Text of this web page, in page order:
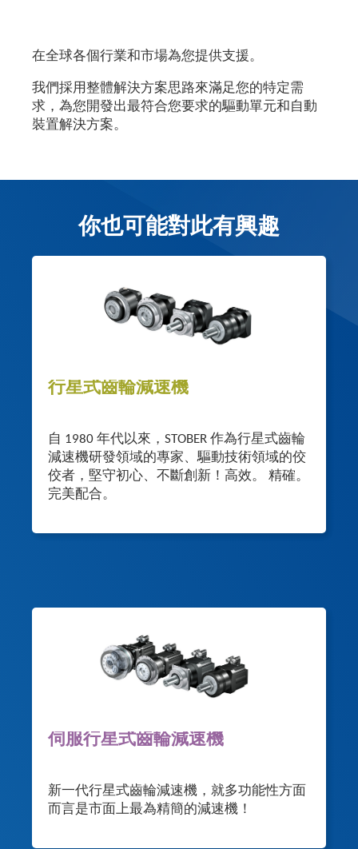
在全球各個行業和市場為您提供支援。
我們採用整體解決方案思路來滿足您的特定需
求，為您開發出最符合您要求的驅動單元和自動
裝置解決方案。
你也可能對此有興趣
行星式齒輪減速機
自 1980 年代以來，STOBER 作為行星式齒輪
減速機研發領域的專家、驅動技術領域的佼
佼者，堅守初心、不斷創新！高效。 精確。
完美配合。
伺服行星式齒輪減速機
新一代行星式齒輪減速機，就多功能性方面
而言是市面上最為精簡的減速機！